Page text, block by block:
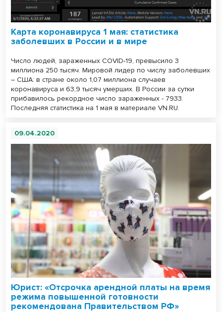
Карта коронавируса 1 мая: статистика
заболевших в России и в мире
Число людей, зараженных COVID-19, превысило 3
миллиона 250 тысяч. Мировой лидер по числу заболевших
– США: в стране около 1,07 миллиона случаев
коронавируса и 63,9 тысяч умерших. В России за сутки
прибавилось рекордное число зараженных - 7933.
Последняя статистика на 1 мая в материале VN.RU.
09.04.2020
Юрист: «Отсрочка арендной платы на время
режима повышенной готовности
рекомендована Правительством РФ»